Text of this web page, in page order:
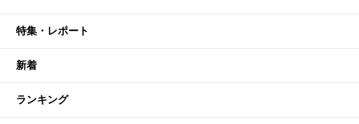
特集・レポート
新着
ランキング